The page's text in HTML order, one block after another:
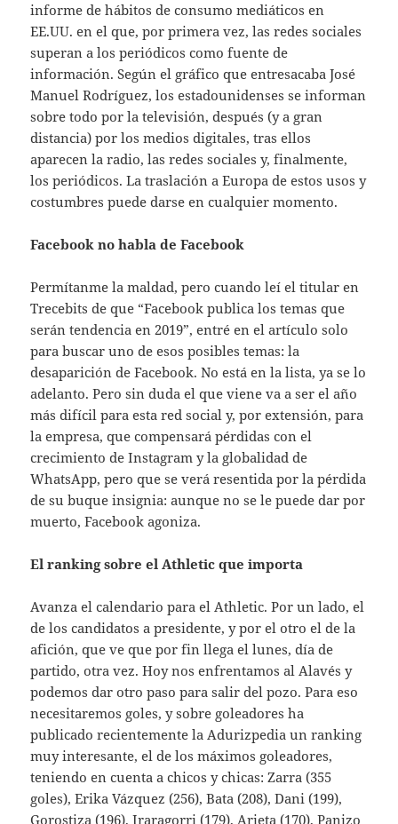
informe de hábitos de consumo mediáticos en
EE.UU. en el que, por primera vez, las redes sociales
superan a los periódicos como fuente de
información. Según el gráfico que entresacaba José
Manuel Rodríguez, los estadounidenses se informan
sobre todo por la televisión, después (y a gran
distancia) por los medios digitales, tras ellos
aparecen la radio, las redes sociales y, finalmente,
los periódicos. La traslación a Europa de estos usos y
costumbres puede darse en cualquier momento.
Facebook no habla de Facebook
Permítanme la maldad, pero cuando leí el titular en
Trecebits de que “Facebook publica los temas que
serán tendencia en 2019”, entré en el artículo solo
para buscar uno de esos posibles temas: la
desaparición de Facebook. No está en la lista, ya se lo
adelanto. Pero sin duda el que viene va a ser el año
más difícil para esta red social y, por extensión, para
la empresa, que compensará pérdidas con el
crecimiento de Instagram y la globalidad de
WhatsApp, pero que se verá resentida por la pérdida
de su buque insignia: aunque no se le puede dar por
muerto, Facebook agoniza.
El ranking sobre el Athletic que importa
Avanza el calendario para el Athletic. Por un lado, el
de los candidatos a presidente, y por el otro el de la
afición, que ve que por fin llega el lunes, día de
partido, otra vez. Hoy nos enfrentamos al Alavés y
podemos dar otro paso para salir del pozo. Para eso
necesitaremos goles, y sobre goleadores ha
publicado recientemente la Adurizpedia un ranking
muy interesante, el de los máximos goleadores,
teniendo en cuenta a chicos y chicas: Zarra (355
goles), Erika Vázquez (256), Bata (208), Dani (199),
Gorostiza (196), Iraragorri (179), Arieta (170), Panizo